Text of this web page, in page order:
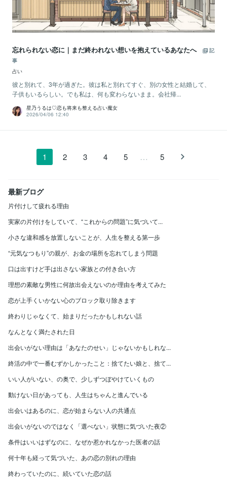
忘れられない恋に｜まだ終われない想いを抱えているあなたへ
記
事
占い
彼と別れて、3年が過ぎた。彼は私と別れてすぐ、別の女性と結婚して、
子供もいるらしい。でも私は、何も変わらないまま。会社帰...
星乃うるは♡恋も将来も整える占い魔女
2026/04/06 12:40
1 2 3 4 5 … 5
最新ブログ
片付けして疲れる理由
実家の片付けをしていて、“これからの問題”に気づいて...
小さな違和感を放置しないことが、人生を整える第一歩
“元気なつもり”の親が、お金の場所を忘れてしまう問題
口は出すけど手は出さない家族との付き合い方
理想の素敵な男性に何故出会えないのか理由を考えてみた
恋が上手くいかない心のブロック取り除きます
終わりじゃなくて、始まりだったかもしれない話
なんとなく満たされた日
出会いがない理由は「あなたのせい」じゃないかもしれな...
終活の中で一番むずかしかったこと：捨てたい娘と、捨て...
いい人がいない、の奥で、少しずつぼやけていくもの
動けない日があっても、人生はちゃんと進んでいる
出会いはあるのに、恋が始まらない人の共通点
出会いがないのではなく「選べない」状態に気づいた夜②
条件はいいはずなのに、なぜか惹かれなかった医者の話
何十年も経って気づいた、あの恋の別れの理由
終わっていたのに、続いていた恋の話